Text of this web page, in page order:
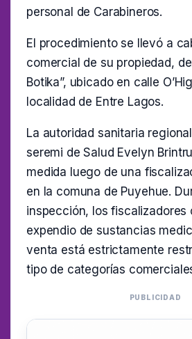
personal de Carabineros.
El procedimiento se llevó a
comercial de su propiedad,
Botika”, ubicado en calle
localidad de Entre Lagos.
La autoridad sanitaria
seremi de Salud Evelyn
medida luego de una
en la comuna de Puyehue.
inspección, los fiscalizadores
expendio de sustancias
venta está estrictamente
tipo de categorías
PUBLICIDAD